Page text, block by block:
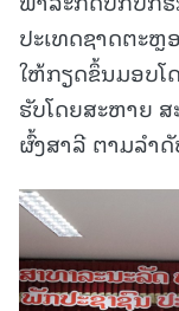
ປະເທດຊາດຕະຫຼ
ໃຫ້ກຽດຂຶ້ນມອບໂ
ຮັບໂດຍສະຫາຍ
ຜົ້ງສາລີ ຕາມລຳ